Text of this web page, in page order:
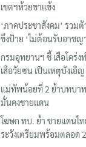
เขตฯห้วยขาแข้ง
‘ภาคประชาสังคม’ รวมตั
ขึงป้าย ‘ไม่ต้อนรับอาชญ
กรมอุทยานฯ ชี้ เสือโคร่
เสือวัยซน เป็นเหตุบังเอิญ
แม่ทัพน้อยที่ 2 ย้ำบทบา
มั่นคงชายแดน
โฆษก ทบ. ย้ำ ชายแดนไ
ระวังเตรียมพร้อมตลอด